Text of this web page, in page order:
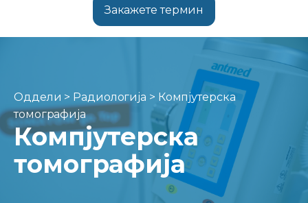
Закажете термин
Оддели > Радиологија > Компјутерска
томографија
Компјутерска
томографија